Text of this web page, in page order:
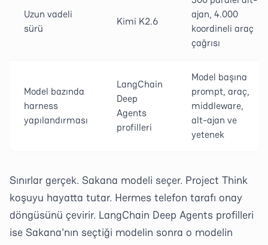
Uzun vadeli
sürü
Kimi K2.6
ajan, 4.000
koordineli araç
çağrısı
Model bazında
harness
yapılandırması
LangChain
Deep
Agents
profilleri
Model başına
prompt, araç,
middleware,
alt-ajan ve
yetenek
Sınırlar gerçek. Sakana modeli seçer. Project Think
koşuyu hayatta tutar. Hermes telefon tarafı onay
döngüsünü çevirir. LangChain Deep Agents profilleri
ise Sakana'nın seçtiği modelin sonra o modelin